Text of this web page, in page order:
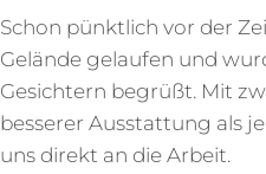
Schon pünktlich vor der
Gelände gelaufen und
Gesichtern begrüßt. Mit
besserer Ausstattung als
uns direkt an die Arbeit.